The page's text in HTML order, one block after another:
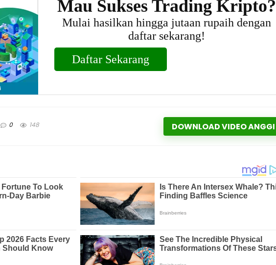
0 148 DOWNLOAD VIDEO ANGGI